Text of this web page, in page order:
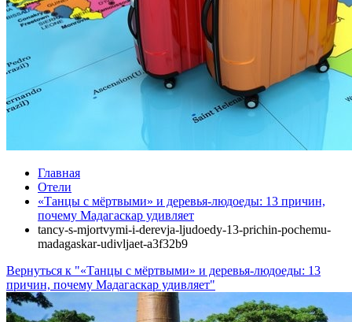
Главная
Отели
«Танцы с мёртвыми» и деревья‑людоеды: 13 причин,
почему Мадагаскар удивляет
tancy-s-mjortvymi-i-derevja‑ljudoedy-13-prichin-pochemu-
madagaskar-udivljaet-a3f32b9
Вернуться к "«Танцы с мёртвыми» и деревья‑людоеды: 13
причин, почему Мадагаскар удивляет"